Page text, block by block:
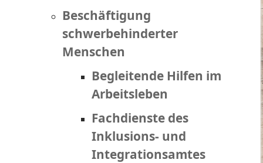
Beschäftigung
schwerbehinderter
Menschen
Begleitende Hilfen im
Arbeitsleben
Fachdienste des
Inklusions- und
Integrationsamtes